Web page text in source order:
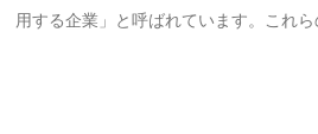
用する企業」と呼ばれています。これ